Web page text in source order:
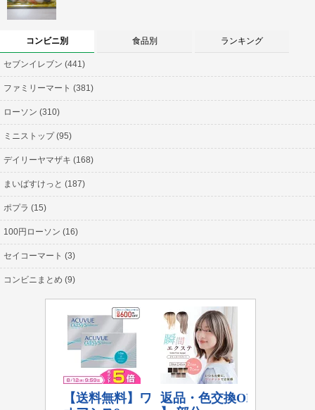
コンビニ別 食品別 ランキング
セブンイレブン (441)
ファミリーマート (381)
ローソン (310)
ミニストップ (95)
デイリーヤマザキ (168)
まいばすけっと (187)
ポプラ (15)
100円ローソン (16)
セイコーマート (3)
コンビニまとめ (9)